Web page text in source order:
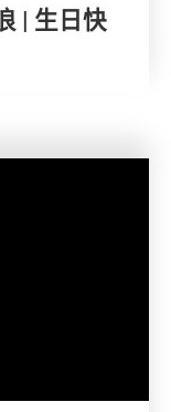
| 生日快